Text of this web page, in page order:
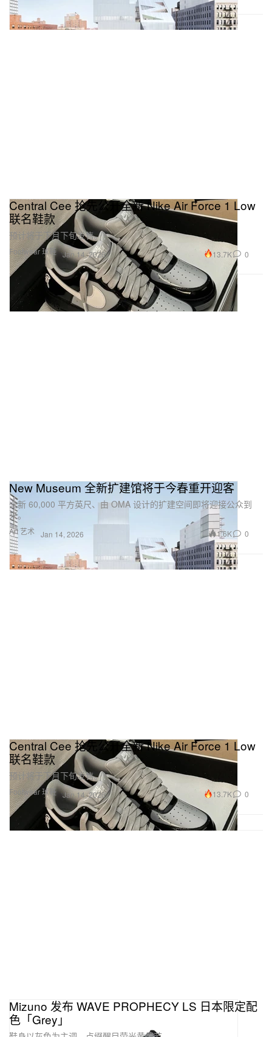
Footwear 球鞋
Central Cee 抢先公开全新 Nike Air Force 1 Low
联名鞋款
预计将于下月下旬发售。
Jan 14, 2026 13.7K 0
Art 艺术
New Museum 全新扩建馆将于今春重开迎客
全新 60,000 平方英尺、由 OMA 设计的扩建空间即将迎接公众到
来。
Jan 14, 2026 1.6K 0
Footwear 球鞋
Central Cee 抢先公开全新 Nike Air Force 1 Low
联名鞋款
预计将于下月下旬发售。
Jan 14, 2026 13.7K 0
Mizuno 发布 WAVE PROPHECY LS 日本限定配
色「Grey」